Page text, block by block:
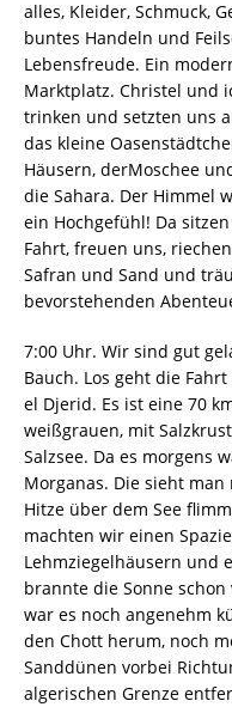
alles, Kleider, Schmuck,
buntes Handeln und
Lebensfreude. Ein
Marktplatz. Christel und
trinken und setzten uns
das kleine
Häusern, derMoschee
die Sahara. Der Himmel
ein Hochgefühl! Da
Fahrt, freuen uns,
Safran und Sand und
bevorstehenden
7:00 Uhr. Wir sind gut
Bauch. Los geht die
el Djerid. Es ist eine 70
weißgrauen, mit
Salzsee. Da es morgens
Morganas. Die sieht
Hitze über dem See
machten wir einen
Lehmziegelhäusern und
brannte die Sonne
war es noch angenehm
den Chott herum, noch
Sanddünen vorbei
algerischen Grenze